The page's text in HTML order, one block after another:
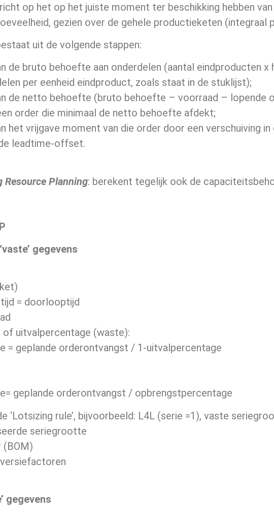
op het op het juiste moment ter beschikking hebben
gezien over de gehele productieketen (integraal
uit de volgende stappen:
de bruto behoefte aan onderdelen (aantal eindproducten x
per eenheid eindproduct, zoals staat in de stuklijst);
de netto behoefte (bruto behoefte – voorraad – lopende
order die minimaal de netto behoefte afdekt;
het vrijgave moment van die order door een verschuiving in
leadtime-offset.
Planning: berekent tegelijk ook de
gegevens
= doorlooptijd
uitvalpercentage (waste):
= geplande orderontvangst / 1-uitvalpercentage
geplande orderontvangst / opbrengstpercentage
‘Lotsizing rule’, bijvoorbeeld: L4L (serie =1), vaste
seriegrootte
gegevens